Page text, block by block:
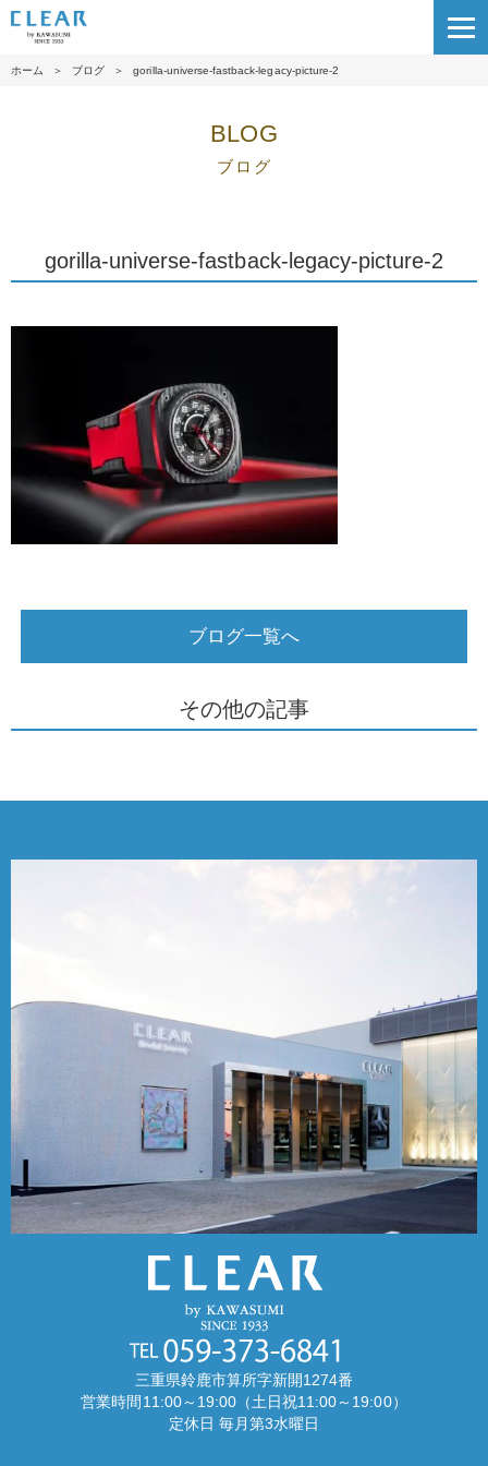
ホーム ＞ ブログ ＞ gorilla-universe-fastback-legacy-picture-2
BLOG
ブログ
gorilla-universe-fastback-legacy-picture-2
ブログ一覧へ
その他の記事
三重県鈴鹿市算所字新開1274番
営業時間11:00～19:00（土日祝11:00～19:00）
定休日 毎月第3水曜日